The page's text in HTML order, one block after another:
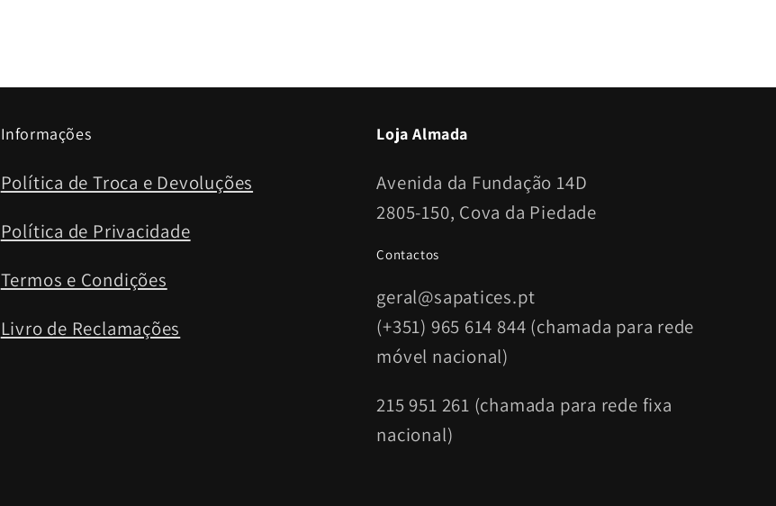
Informações
Política de Troca e Devoluções
Política de Privacidade
Termos e Condições
Livro de Reclamações
Loja Almada
Avenida da Fundação 14D
2805-150, Cova da Piedade
Contactos
geral@sapatices.pt
(+351) 965 614 844 (chamada para rede
móvel nacional)
215 951 261 (chamada para rede fixa
nacional)